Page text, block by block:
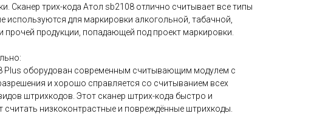
Сканер трих-кода Атол sb2108 отлично считывает все типы
используются для маркировки алкогольной, табачной,
прочей продукции, попадающей под проект маркировки.
Plus оборудован современным считывающим модулем с
и хорошо справляется со считыванием всех
штрихкодов. Этот сканер штрих-кода быстро и
считать низкоконтрастные и повреждённые штрихкоды.